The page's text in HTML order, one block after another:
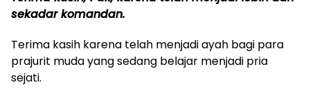
sekadar komandan.
Terima kasih karena telah menjadi ayah bagi para
prajurit muda yang sedang belajar menjadi pria
sejati.